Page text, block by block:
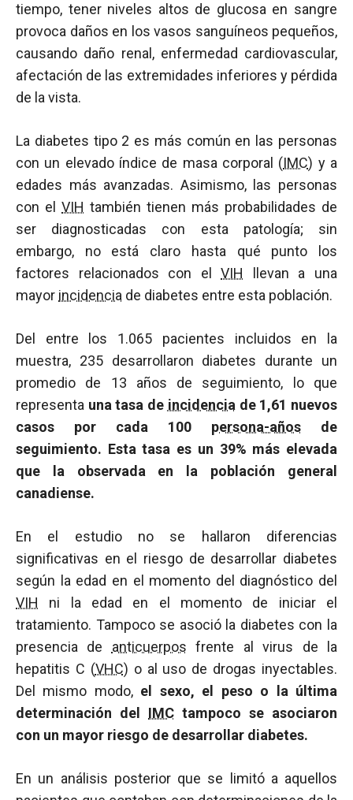
tiempo, tener niveles altos de glucosa en sangre
provoca daños en los vasos sanguíneos pequeños,
causando daño renal, enfermedad cardiovascular,
afectación de las extremidades inferiores y pérdida
de la vista.
La diabetes tipo 2 es más común en las personas
con un elevado índice de masa corporal (IMC) y a
edades más avanzadas. Asimismo, las personas
con el VIH también tienen más probabilidades de
ser diagnosticadas con esta patología; sin
embargo, no está claro hasta qué punto los
factores relacionados con elVIH
llevan a una
mayor incidencia de diabetes entre esta población.
Del entre los 1.065 pacientes incluidos en la
muestra, 235 desarrollaron diabetes durante un
promedio de 13 años de seguimiento, lo que
representa una tasa de incidencia de 1,61 nuevos
casos por cada 100 persona-años de
seguimiento. Esta tasa es un 39% más elevada
que la observada en la población general
canadiense.
En el estudio no se hallaron diferencias
significativas en el riesgo de desarrollar diabetes
según la edad en el momento del diagnóstico del
VIH ni la edad en el momento de iniciar el
tratamiento. Tampoco se asoció la diabetes con la
presencia de anticuerpos frente al virus de la
hepatitis C (VHC) o al uso de drogas inyectables.
Del mismo modo, el sexo, el peso o la última
determinación del IMC tampoco se asociaron
con un mayor riesgo de desarrollar diabetes.
En un análisis posterior que se limitó a aquellos